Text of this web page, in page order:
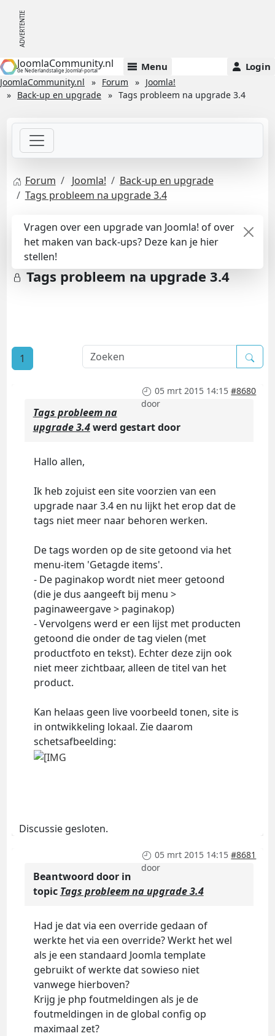
JoomlaCommunity.nl
de Nederlandstalige Joomla!-portal Menu Login
JoomlaCommunity.nl Forum
Joomla!
Back-up en upgrade
Tags probleem na upgrade 3.4
Forum Joomla!
Back-up en upgrade
Tags probleem na upgrade 3.4
Vragen over een upgrade van Joomla! of over
het maken van back-ups? Deze kan je hier
stellen!
Tags probleem na upgrade 3.4
1
05 mrt 2015 14:15 #8680
door
Tags probleem na
upgrade 3.4werd gestart door
Hallo allen,
Ik heb zojuist een site voorzien van een
upgrade naar 3.4 en nu lijkt het erop dat de
tags niet meer naar behoren werken.
De tags worden op de site getoond via het
menu-item 'Getagde items'.
- De paginakop wordt niet meer getoond
(die je dus aangeeft bij menu >
paginaweergave > paginakop)
- Vervolgens werd er een lijst met producten
getoond die onder de tag vielen (met
productfoto en tekst). Echter deze zijn ook
niet meer zichtbaar, alleen de titel van het
product.
Kan helaas geen live voorbeeld tonen, site is
in ontwikkeling lokaal. Zie daarom
schetsafbeelding:
Discussie gesloten.
05 mrt 2015 14:15 #8681
door
Beantwoord door in
topic Tags probleem na upgrade 3.4
Had je dat via een override gedaan of
werkte het via een override? Werkt het wel
als je een standaard Joomla template
gebruikt of werkte dat sowieso niet
vanwege hierboven?
Krijg je php foutmeldingen als je de
foutmeldingen in de global config op
maximaal zet?